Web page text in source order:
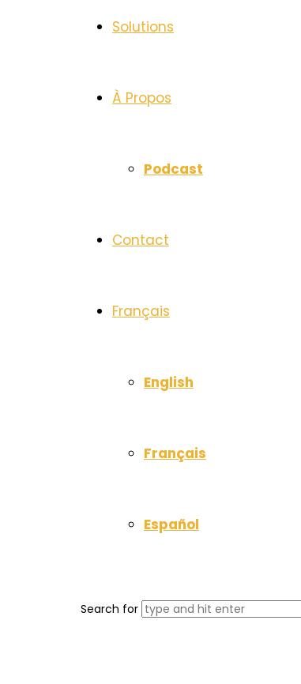
Solutions
À Propos
Podcast
Contact
Français
English
Français
Español
Search for